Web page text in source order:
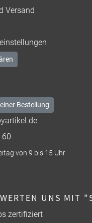
Versand
Bestellung
60
von 9 bis 15 Uhr
UNS MIT
zertifiziert